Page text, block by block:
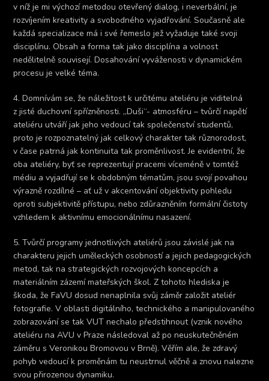
v níž je mi výchozí metodou otevřený dialog, i neverbální, je
rozvíjením kreativity a svobodného vyjadřování. Současně ale
každá specializace má i své řemeslo jež vyžaduje také svoji
disciplínu. Obsah a forma tak jako disciplína a volnost
nedělitelně souvisejí. Dosahování vyváženosti v dynamickém
procesu je velké téma.
4. Domnívám se, že náležitost k určitému ateliéru je viditelná
z jisté duchovní spřízněnosti. „Duši“- atmosféru – tvůrčí napětí
ateliéru utváří jak jeho vedoucí tak společenství studentů,
proto je rozpoznatelný jak celkový charakter tak různorodost,
v čase patrná jak kontinuita tak proměnlivost. Je evidentní, že
oba ateliéry, byť se reprezentují pracemi víceméně v tomtéž
médiu a vyjadřují se k obdobným tématům, jsou svojí povahou
výrazně rozdílné – ať už v akcentování objektivity pohledu
oproti subjektivitě přístupu, nebo zdůrazněním formální čistoty
vzhledem k aktivnímu emocionálnímu nasazení.
5. Tvůrčí programy jednotlivých ateliérů jsou závislé jak na
charakteru jejich uměleckých osobností a jejich pedagogických
metod, tak na strategických rozvojových koncepcích a
materiálním zázemí mateřských škol. Z tohoto hlediska je
škoda, že FaVU dosud nenaplnila svůj záměr založit ateliér
fotografie. V oblasti digitálního, technického a manipulovaného
zobrazování se tak VUT nechalo předstihnout (vznik nového
ateliéru na AVU v Praze následoval až po neuskutečněném
záměru s Veronikou Bromovou v Brně). Věřím ale, že zdravý
pohyb vedoucí k proměnám tu neustrnul věčně a znovu nalezne
svou přirozenou dynamiku.